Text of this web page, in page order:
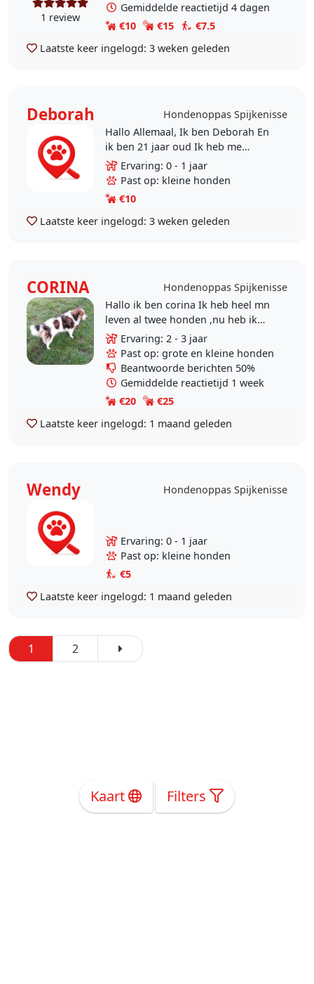
1 review
Gemiddelde reactietijd 4 dagen
€10
€15
€7.5
Laatste keer ingelogd: 3 weken geleden
Deborah
Hondenoppas Spijkenisse
Hallo Allemaal, Ik ben Deborah En
ik ben 21 jaar oud Ik heb me
aangemeld als hondenoppas
omdat ik het heel erg leuk vind om
lekker met en hond te..
Ervaring: 0 - 1 jaar
Past op: kleine honden
€10
Laatste keer ingelogd: 3 weken geleden
CORINA
Hondenoppas Spijkenisse
Hallo ik ben corina Ik heb heel mn
leven al twee honden ,nu heb ik
een kooiker en die speelt graag
met andere honden. Ik weet
natuurlijk niet dat..
Ervaring: 2 - 3 jaar
Past op: grote en kleine honden
Beantwoorde berichten 50%
Gemiddelde reactietijd 1 week
€20
€25
Laatste keer ingelogd: 1 maand geleden
Wendy Hondenoppas Spijkenisse
Ervaring: 0 - 1 jaar
Past op: kleine honden
€5
Laatste keer ingelogd: 1 maand geleden
1 2
Kaart Filters